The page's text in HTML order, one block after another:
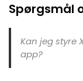
Spørgsmål
Kan jeg styre
app?